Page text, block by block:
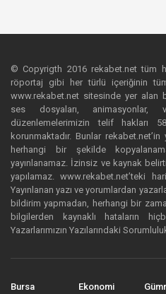
© Copyrigth 2016 rekabet.net tüm
röportaj gibi her türlü içeriğinin
www.rekabet.net sitesinde yer alan
ses dosyaları, animasyonlar,
düzenlemelerimizin telif hakları
korunmaktadır. Bunlar
herhangi bir şekilde
yayınlanamaz. İzinsiz ve kaynak
yapılamaz. www.rekabet.net’teki
Yayınlanan yazı ve yorumlardan
bildirim yapmadan, herhangi bir
bilgilerden kaynaklı hataların
Yazarlarımızın Yazılarındaki
Bursa
Ekonomi